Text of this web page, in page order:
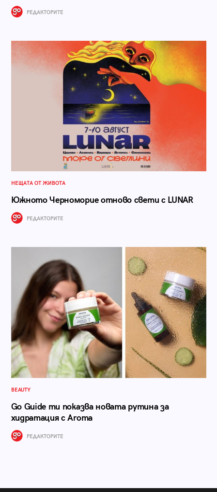
РЕДАКТОРИТЕ
НЕЩАТА ОТ ЖИВОТА
Южното Черноморие отново свети с LUNAR
РЕДАКТОРИТЕ
BEAUTY
Go Guide ти показва новата рутина за
хидратация с Aroma
РЕДАКТОРИТЕ